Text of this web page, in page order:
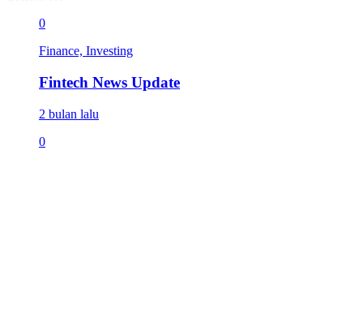
0
Finance, Investing
Fintech News Update
2 bulan lalu
0